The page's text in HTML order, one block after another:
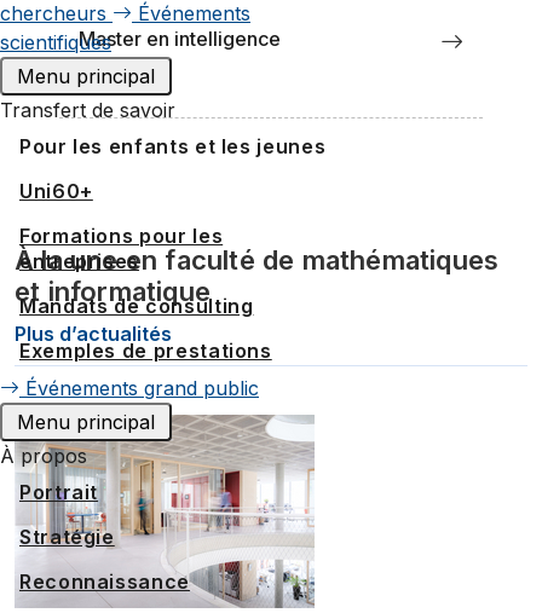
chercheurs
Événements
scientifiques
Menu principal
Transfert de savoir
Pour les enfants et les jeunes
Uni60+
Formations pour les
entreprises
Mandats de consulting
Exemples de prestations
Événements grand public
Menu principal
À propos
Portrait
Stratégie
Reconnaissance
Master en intelligence
artificielle
À la une en faculté de mathématiques
et informatique
Plus d’actualités